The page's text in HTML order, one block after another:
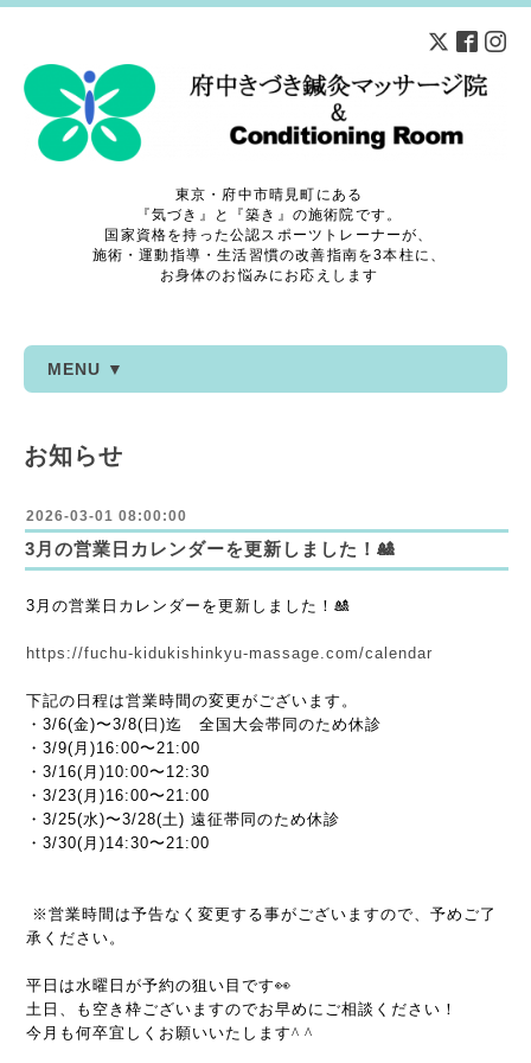
東京・府中市晴見町にある
『気づき』と『築き』の施術院です。
国家資格を持った公認スポーツトレーナーが、
施術・運動指導・生活習慣の改善指南を3本柱に、
お身体のお悩みにお応えします
MENU ▼
お知らせ
2026-03-01 08:00:00
3月の営業日カレンダーを更新しました！🎎
3月の営業日カレンダーを更新しました！🎎
https://fuchu-kidukishinkyu-massage.com/calendar
下記の日程は営業時間の変更がございます。
・3/6(金)〜3/8(日)迄 全国大会帯同のため休診
・3/9(月)16:00〜21:00
・3/16(月)10:00〜12:30
・3/23(月)16:00〜21:00
・3/25(水)〜3/28(土) 遠征帯同のため休診
・3/30(月)14:30〜21:00
※営業時間は予告なく変更する事がございますので、予めご了
承ください。
平日は水曜日が予約の狙い目です👀
土日、も空き枠ございますのでお早めにご相談ください！
今月も何卒宜しくお願いいたします^ ^